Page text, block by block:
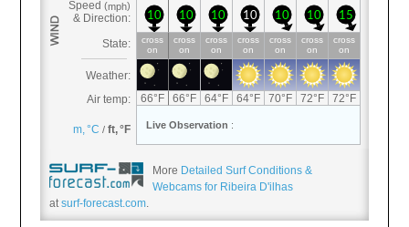
More Detailed Surf Conditions &
Webcams for Ribeira D'ilhas
atsurf-forecast.com.